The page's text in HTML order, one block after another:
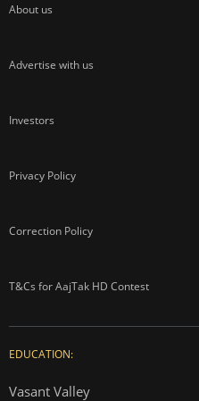
About us
Advertise with us
Investors
Privacy Policy
Correction Policy
T&Cs for AajTak HD Contest
EDUCATION:
Vasant Valley